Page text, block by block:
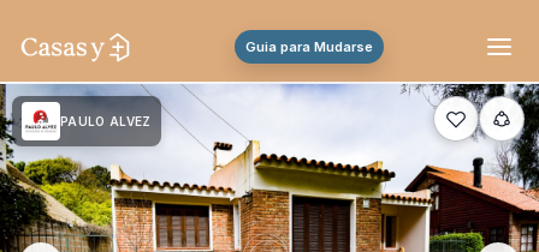
Guia para Mudarse
PAULO ALVEZ